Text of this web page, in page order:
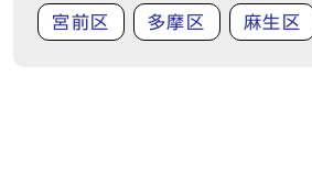
宮前区 多摩区 麻生区